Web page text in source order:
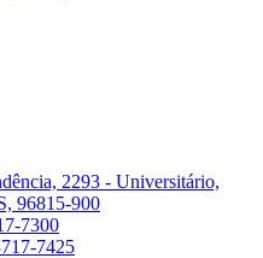
2293 - Universitário,
96815-900
7300
7425